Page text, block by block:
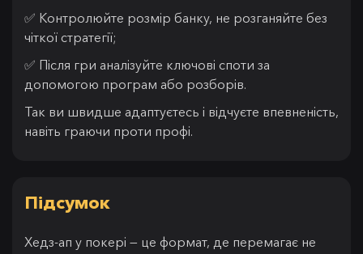
✅ Контролюйте розмір банку, не розганяйте без
чіткої стратегії;
✅ Після гри аналізуйте ключові споти за
допомогою програм або розборів.
Так ви швидше адаптуєтесь і відчуєте впевненість,
навіть граючи проти профі.
Підсумок
Хедз-ап у покері — це формат, де перемагає не